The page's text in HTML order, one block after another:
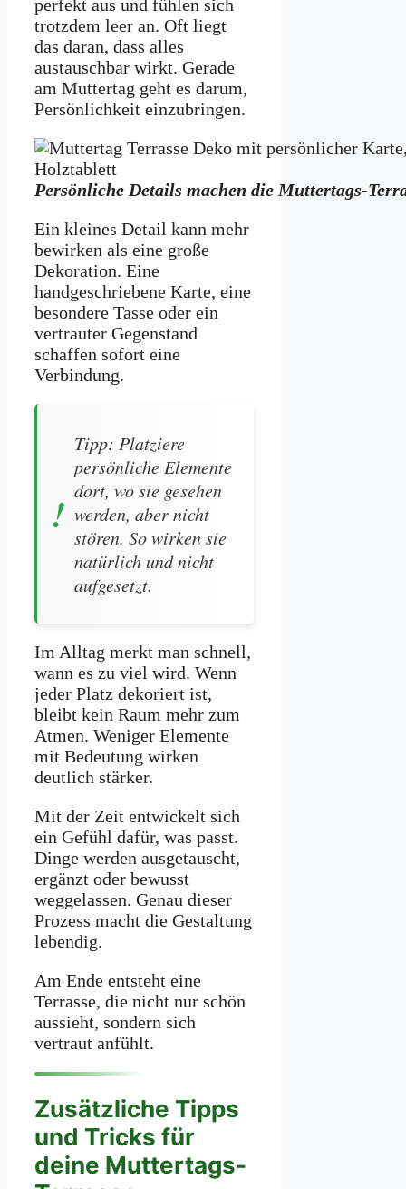
perfekt aus und fühlen sich
trotzdem leer an. Oft liegt
das daran, dass alles
austauschbar wirkt. Gerade
am Muttertag geht es darum,
Persönlichkeit einzubringen.
Persönliche Details machen die Muttertags-
Ein kleines Detail kann mehr
bewirken als eine große
Dekoration. Eine
handgeschriebene Karte, eine
besondere Tasse oder ein
vertrauter Gegenstand
schaffen sofort eine
Verbindung.
Tipp: Platziere
persönliche Elemente
dort, wo sie gesehen
werden, aber nicht
stören. So wirken sie
natürlich und nicht
aufgesetzt.
Im Alltag merkt man schnell,
wann es zu viel wird. Wenn
jeder Platz dekoriert ist,
bleibt kein Raum mehr zum
Atmen. Weniger Elemente
mit Bedeutung wirken
deutlich stärker.
Mit der Zeit entwickelt sich
ein Gefühl dafür, was passt.
Dinge werden ausgetauscht,
ergänzt oder bewusst
weggelassen. Genau dieser
Prozess macht die Gestaltung
lebendig.
Am Ende entsteht eine
Terrasse, die nicht nur schön
aussieht, sondern sich
vertraut anfühlt.
Zusätzliche Tipps
und Tricks für
deine Muttertags-